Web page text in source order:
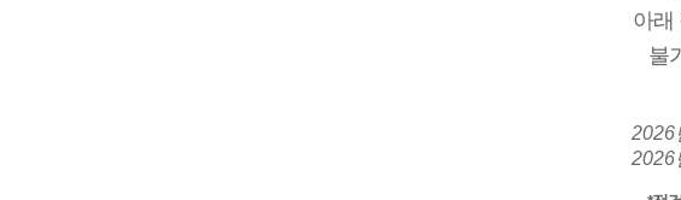
아래
불
2026
2026